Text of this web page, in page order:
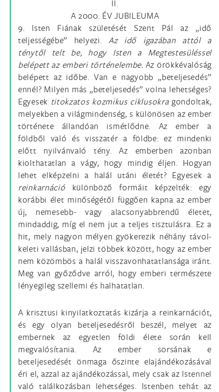
II.
A 2000. ÉV JUBILEUMA
9. Isten Fiának születését Szent Pál az „idő
teljességébe” helyezi.Az idő igazában attól a
ténytől telt be, hogy Isten a Megtestesüléssel
belépett az emberi történelembe. Az örökkévalóság
belépett az időbe. Van e nagyobb „beteljesedés”
ennél? Milyen más „beteljesedés” volna lehetséges?
Egyesek titokzatos kozmikus ciklusokra gondoltak,
melyekben a világmindenség, s különösen az ember
története állandóan ismétlődne. Az ember a
földből való és visszatér a földbe: ez mindenki
előtt nyilvánvaló tény. Az emberben azonban
kiolthatatlan a vágy, hogy mindig éljen. Hogyan
lehet elképzelni a halál utáni életét? Egyesek a
reinkarnációkülönböző formáit képzelték: egy
korábbi élet minőségétől függően kapna az ember
új, nemesebb- vagy alacsonyabbrendű életet,
mindaddig, míg el nem jut a teljes tisztulásra. Ez a
hit, mely nagyon mélyen gyökerezik néhány távol-
keleti vallásban, jelzi többek között, hogy az ember
nem közömbös a halál visszavonhatatlansága iránt.
Meg van győződve arról, hogy emberi természete
lényegileg szellemi és halhatatlan.
A krisztusi kinyilatkoztatás kizárja a reinkarnációt,
és egy olyan beteljesedésről beszél, melyet az
embernek az egyetlen földi élete során kell
megvalósítania. Az ember sorsának e
beteljesedését önmaga őszinte elajándékozásával
éri el, azzal az ajándékozással, mely csak az Istennel
való találkozásban lehetséges. Istenben tehát az